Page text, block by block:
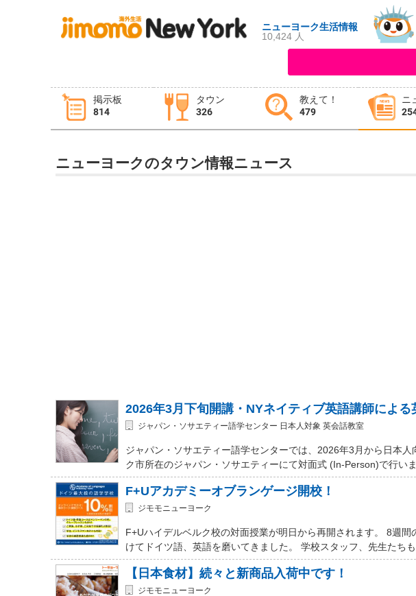
ニューヨーク生活情報
10,424 人
掲示板
814
タウン
326
教えて！
479
ニ
タウン情報
イベント 求人
ニューヨークのタウン情報ニュース
2026年3月下旬開講・NYネイティブ英語講師による
ジャパン・ソサエティー語学センター 日本人対象 英会話教室
ジャパン・ソサエティー語学センターでは、2026年3月から日本
ク市所在のジャパン・ソサエティーにて対面式 (In-Person)で行い
F+Uアカデミーオブランゲージ開校！
ジモモニューヨーク
F+Uハイデルベルク校の対面授業が明日から再開されます。 8週
けてドイツ語、英語を磨いてきました。 学校スタッフ、先生たち
【日本食材】続々と新商品入荷中です！
ジモモニューヨーク